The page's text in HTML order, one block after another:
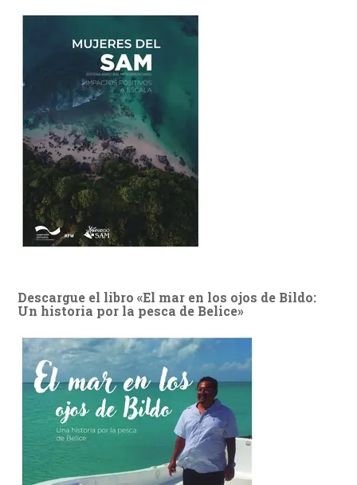
Descargue el libro «El mar en los ojos de Bildo:
Un historia por la pesca de Belice»